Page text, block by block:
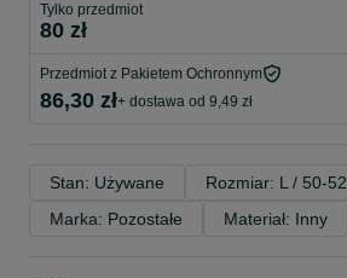
Tylko przedmiot
80 zł
Przedmiot z Pakietem Ochronnym
86,30 zł+ dostawa od 9,49 zł
Stan: Używane Rozmiar: L / 50-52
Marka: Pozostałe
Materiał: Inny